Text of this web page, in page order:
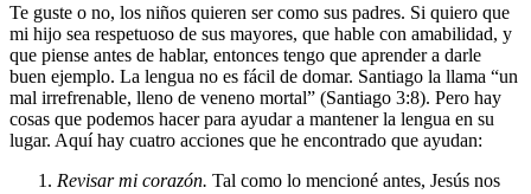
Te guste o no, los niños quieren ser como sus padres. Si quiero que
mi hijo sea respetuoso de sus mayores, que hable con amabilidad, y
que piense antes de hablar, entonces tengo que aprender a darle
buen ejemplo. La lengua no es fácil de domar. Santiago la llama “un
mal irrefrenable, lleno de veneno mortal” (Santiago 3:8). Pero hay
cosas que podemos hacer para ayudar a mantener la lengua en su
lugar. Aquí hay cuatro acciones que he encontrado que ayudan:
Revisar mi corazón. Tal como lo mencioné antes, Jesús nos